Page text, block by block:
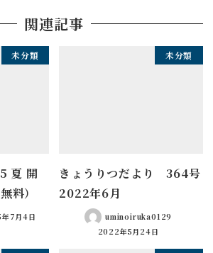
関連記事
未分類
夏 開
料）
7月4日
未分類
きょうりつだより 364号
2022年6月
uminoiruka0129
2022年5月24日